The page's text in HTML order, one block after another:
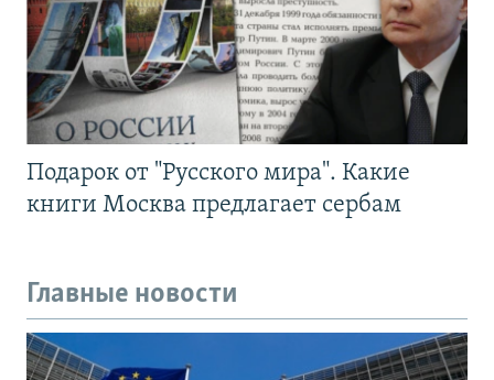
Подарок от "Русского мира". Какие
книги Москва предлагает сербам
Главные новости